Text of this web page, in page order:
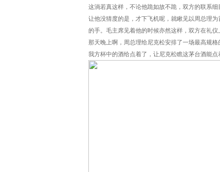
这淌若真这样，不论他跪如故不跪，双方的联系细
让他没猜度的是，才下飞机呢，就瞅见以周总理
的手。毛主席见着他的时候亦然这样，双方在礼
那天晚上啊，周总理给尼克松安排了一场最高规
我方杯中的酒给点着了，让尼克松瞧这茅台酒能